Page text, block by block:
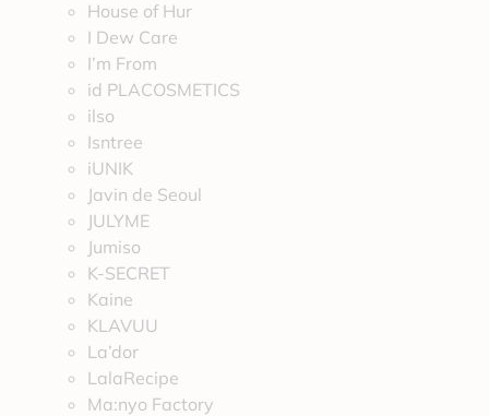
House of Hur
I Dew Care
I’m From
id PLACOSMETICS
ilso
Isntree
iUNIK
Javin de Seoul
JULYME
Jumiso
K-SECRET
Kaine
KLAVUU
La’dor
LalaRecipe
Ma:nyo Factory